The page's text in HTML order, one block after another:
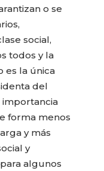
o se
social,
todos y la
es la única
del
importancia
forma menos
y más
y
algunos